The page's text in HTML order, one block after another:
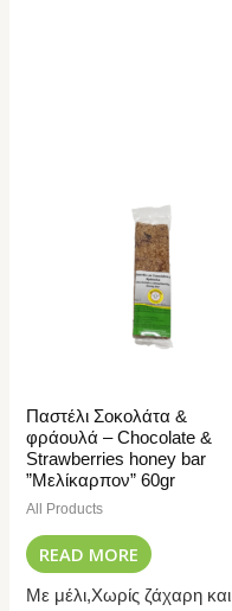
Παστέλι Σοκολάτα &
φράουλά – Chocolate &
Strawberries honey bar
”Μελίκαρπον” 60gr
All Products
READ MORE
Με μέλι,Χωρίς ζάχαρη και